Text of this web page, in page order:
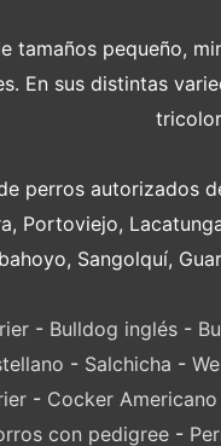
tamaños pequeño,
En sus distintas
perros autorizados
Portoviejo,
Sangolquí,
- Bulldog inglés -
- Salchicha -
- Cocker Americano
con pedigree-